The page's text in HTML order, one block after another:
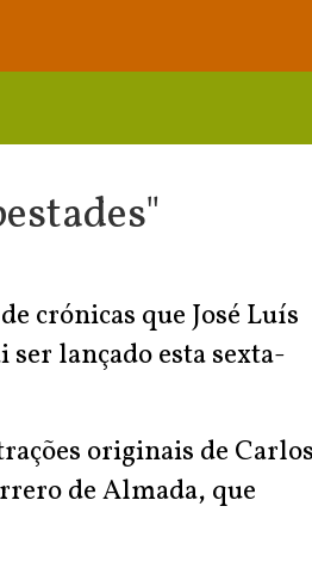
crónicas que José Luís
lançado esta sexta-
originais de Carlos
de Almada, que